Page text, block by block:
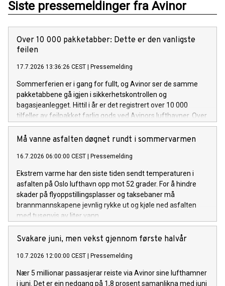
Siste pressemeldinger fra Avinor
Over 10 000 pakketabber: Dette er den vanligste
feilen
17.7.2026 13:36:26 CEST Pressemelding
Sommerferien er i gang for fullt, og Avinor ser de samme
pakketabbene gå igjen i sikkerhetskontrollen og
bagasjeanlegget. Hittil i år er det registrert over 10 000
tilfeller av feilpakket farlig gods ved Avinors lufthavner. Over
åtte av ti tilfeller gjelder powerbanks og litiumbatterier.
Må vanne asfalten døgnet rundt i sommervarmen
16.7.2026 06:00:00 CEST Pressemelding
Ekstrem varme har den siste tiden sendt temperaturen i
asfalten på Oslo lufthavn opp mot 52 grader. For å hindre
skader på flyoppstillingsplasser og taksebaner må
brannmannskapene jevnlig rykke ut og kjøle ned asfalten
med tusenvis av liter vann.
Svakare juni, men vekst gjennom første halvår
10.7.2026 12:00:00 CEST Pressemelding
Nær 5 millionar passasjerar reiste via Avinor sine lufthamner
i juni. Det er ein nedgang på 1,8 prosent samanlikna med juni